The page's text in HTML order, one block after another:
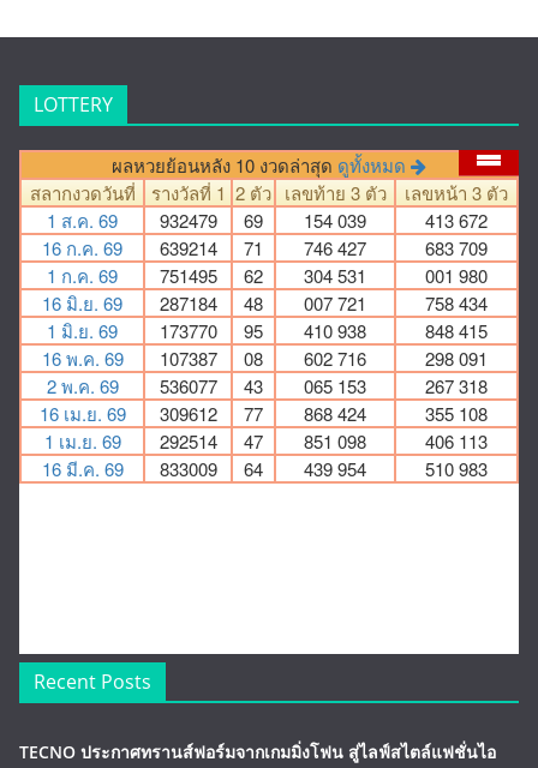
LOTTERY
Recent Posts
TECNO ประกาศทรานส์ฟอร์มจากเกมมิ่งโฟน สู่ไลฟ์สไตล์แฟชั่นไอ